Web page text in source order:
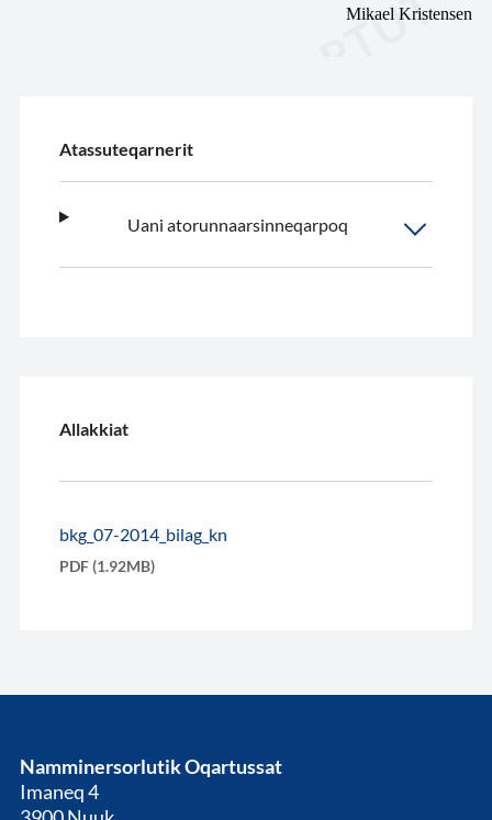
Mikael Kristensen
Atassuteqarnerit
Uani atorunnaarsinneqarpoq
Allakkiat
bkg_07-2014_bilag_kn
PDF (1.92MB)
Namminersorlutik Oqartussat
Imaneq 4